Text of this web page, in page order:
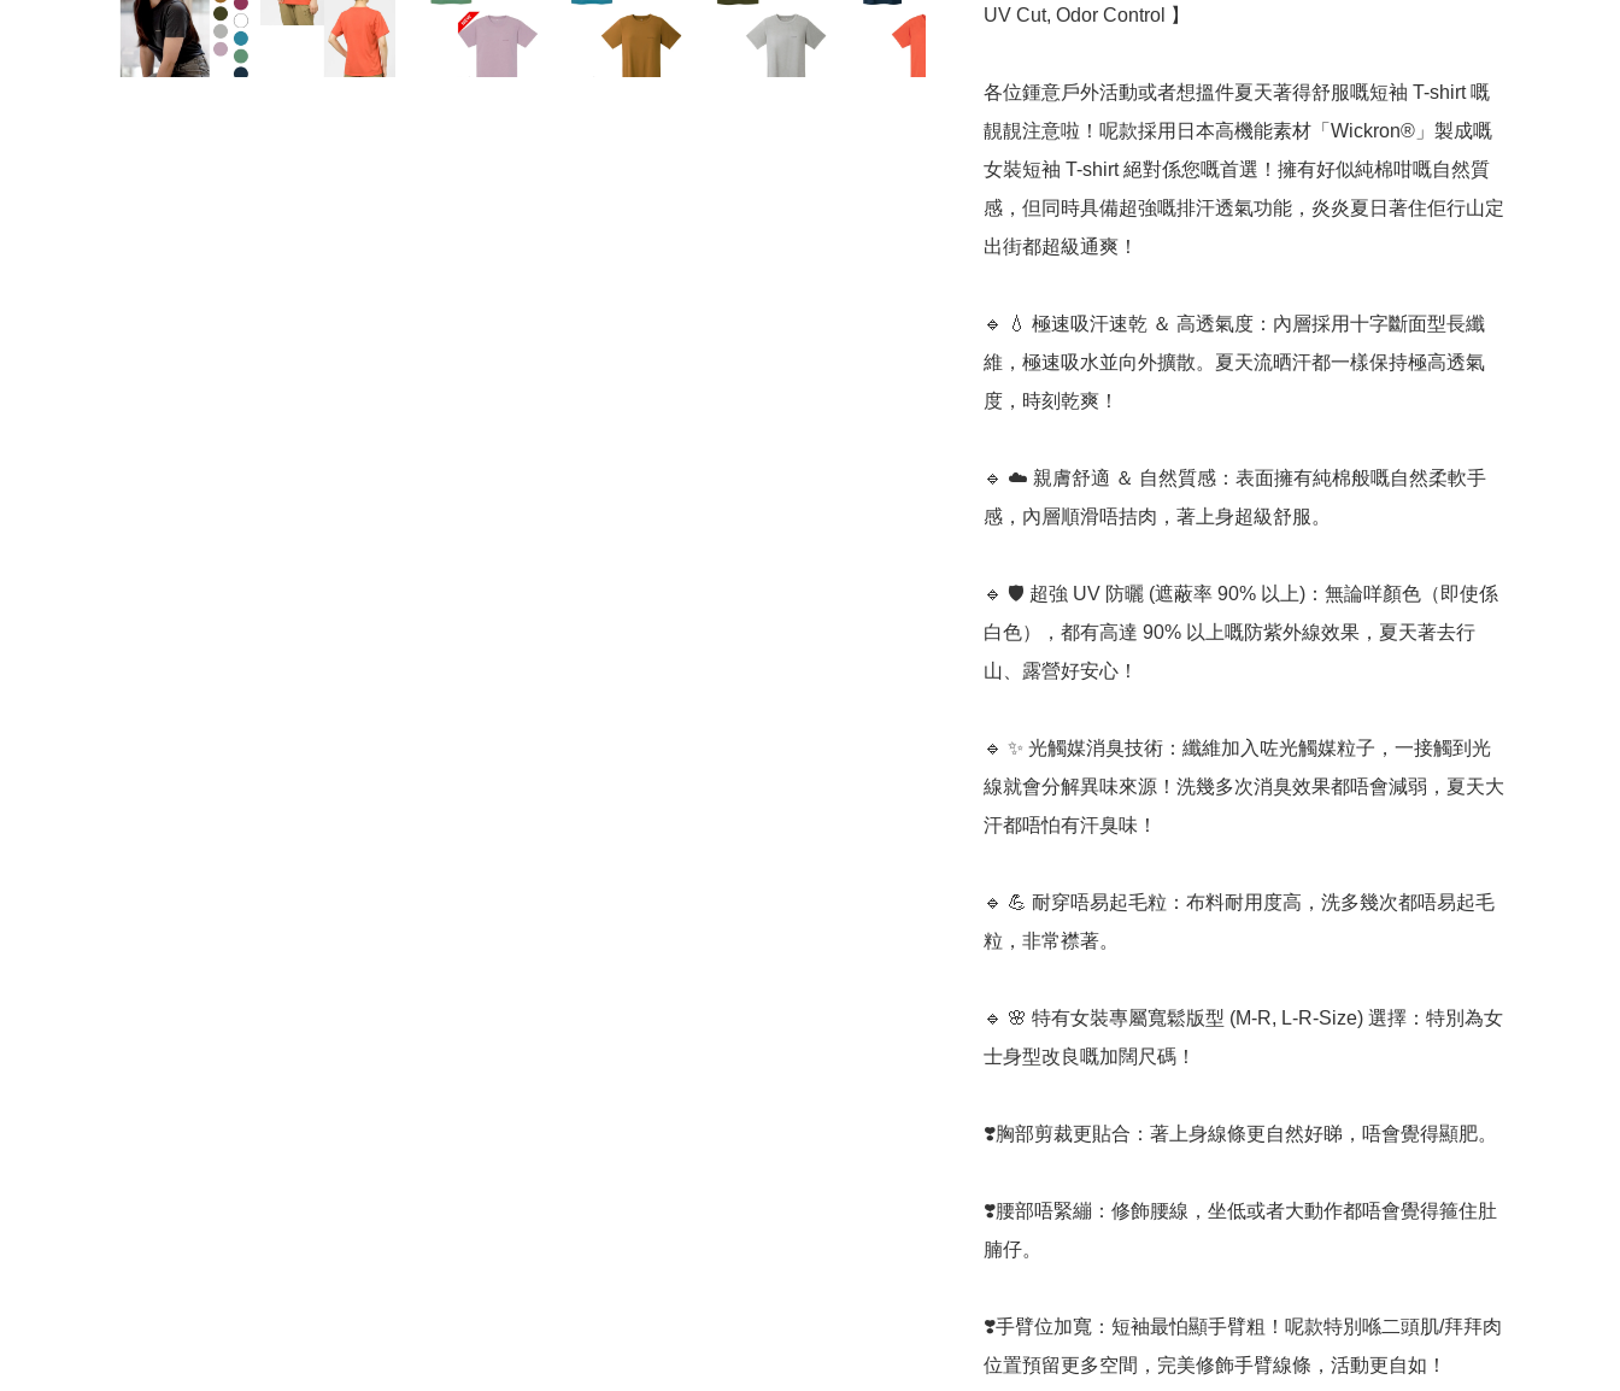
UV Cut, Odor Control 】
各位鍾意戶外活動或者想搵件夏天著得舒服嘅短袖 T-shirt 嘅
靚靚注意啦！呢款採用日本高機能素材「Wickron®」製成嘅
女裝短袖 T-shirt 絕對係您嘅首選！擁有好似純棉咁嘅自然質
感，但同時具備超強嘅排汗透氣功能，炎炎夏日著住佢行山定
出街都超級通爽！
🔹 💧 極速吸汗速乾 ＆ 高透氣度：內層採用十字斷面型長纖
維，極速吸水並向外擴散。夏天流晒汗都一樣保持極高透氣
度，時刻乾爽！
🔹 ☁️ 親膚舒適 ＆ 自然質感：表面擁有純棉般嘅自然柔軟手
感，內層順滑唔拮肉，著上身超級舒服。
🔹 🛡️ 超強 UV 防曬 (遮蔽率 90% 以上)：無論咩顏色（即使係
白色），都有高達 90% 以上嘅防紫外線效果，夏天著去行
山、露營好安心！
🔹 ✨ 光觸媒消臭技術：纖維加入咗光觸媒粒子，一接觸到光
線就會分解異味來源！洗幾多次消臭效果都唔會減弱，夏天大
汗都唔怕有汗臭味！
🔹 💪 耐穿唔易起毛粒：布料耐用度高，洗多幾次都唔易起毛
粒，非常襟著。
🔹 🌸 特有女裝專屬寬鬆版型 (M-R, L-R-Size) 選擇：特別為女
士身型改良嘅加闊尺碼！
❣️胸部剪裁更貼合：著上身線條更自然好睇，唔會覺得顯肥。
❣️腰部唔緊繃：修飾腰線，坐低或者大動作都唔會覺得箍住肚
腩仔。
❣️手臂位加寬：短袖最怕顯手臂粗！呢款特別喺二頭肌/拜拜肉
位置預留更多空間，完美修飾手臂線條，活動更自如！